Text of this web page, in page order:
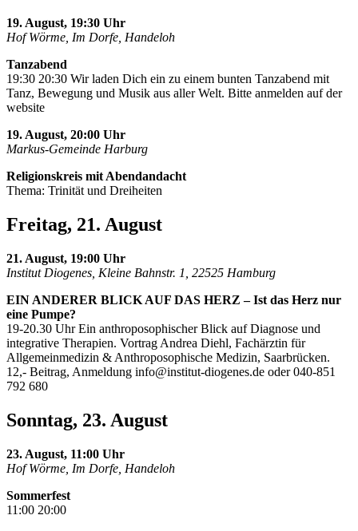
19. August, 19:30 Uhr
Hof Wörme, Im Dorfe, Handeloh
Tanzabend
19:30 20:30 Wir laden Dich ein zu einem bunten Tanzabend mit
Tanz, Bewegung und Musik aus aller Welt. Bitte anmelden auf der
website
19. August, 20:00 Uhr
Markus-Gemeinde Harburg
Religionskreis mit Abendandacht
Thema: Trinität und Dreiheiten
Freitag, 21. August
21. August, 19:00 Uhr
Institut Diogenes, Kleine Bahnstr. 1, 22525 Hamburg
EIN ANDERER BLICK AUF DAS HERZ – Ist das Herz nur
eine Pumpe?
19-20.30 Uhr Ein anthroposophischer Blick auf Diagnose und
integrative Therapien. Vortrag Andrea Diehl, Fachärztin für
Allgemeinmedizin & Anthroposophische Medizin, Saarbrücken.
12,- Beitrag, Anmeldung info@institut-diogenes.de oder 040-851
792 680
Sonntag, 23. August
23. August, 11:00 Uhr
Hof Wörme, Im Dorfe, Handeloh
Sommerfest
11:00 20:00